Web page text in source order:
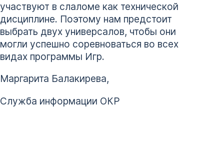
участвуют в слаломе как технической
дисциплине. Поэтому нам предстоит
выбрать двух универсалов, чтобы они
могли успешно соревноваться во всех
видах программы Игр.
Маргарита Балакирева,
Служба информации ОКР